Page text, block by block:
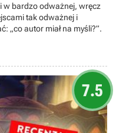
w bardzo odważnej, wręcz
tak odważnej i
„co autor miał na myśli?”.
7.5